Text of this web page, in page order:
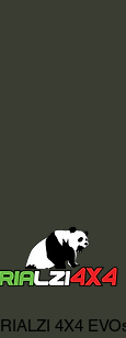
RIALZI 4X4